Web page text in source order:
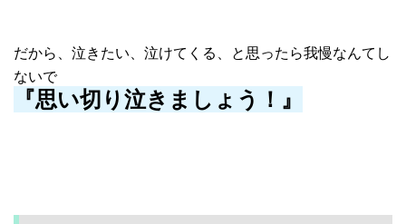
だから、泣きたい、泣けてくる、と思ったら我慢なんてし
ないで
『思い切り泣きましょう！』